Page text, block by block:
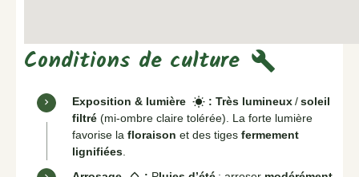
Conditions de culture build
Exposition & lumière wb_sunny : Très lumineux/soleil
filtré (mi-ombre claire tolérée). La forte lumière
favorise la floraison et des tiges fermement
lignifiées